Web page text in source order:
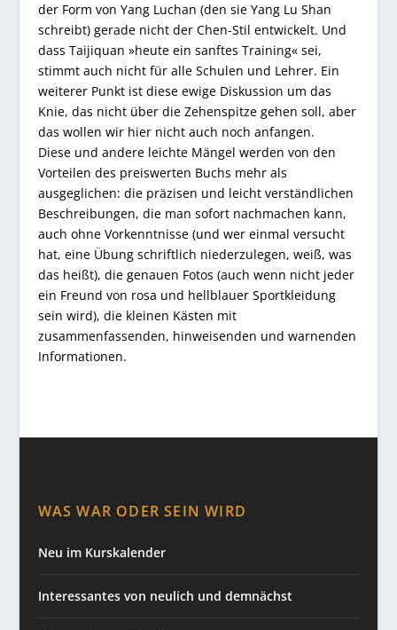
der Form von Yang Luchan (den sie Yang Lu Shan
schreibt) gerade nicht der Chen-Stil entwickelt. Und
dass Taijiquan »heute ein sanftes Training« sei,
stimmt auch nicht für alle Schulen und Lehrer. Ein
weiterer Punkt ist diese ewige Diskussion um das
Knie, das nicht über die Zehenspitze gehen soll, aber
das wollen wir hier nicht auch noch anfangen.
Diese und andere leichte Mängel werden von den
Vorteilen des preiswerten Buchs mehr als
ausgeglichen: die präzisen und leicht verständlichen
Beschreibungen, die man sofort nachmachen kann,
auch ohne Vorkenntnisse (und wer einmal versucht
hat, eine Übung schriftlich niederzulegen, weiß, was
das heißt), die genauen Fotos (auch wenn nicht jeder
ein Freund von rosa und hellblauer Sportkleidung
sein wird), die kleinen Kästen mit
zusammenfassenden, hinweisenden und warnenden
Informationen.
WAS WAR ODER SEIN WIRD
Neu im Kurskalender
Interessantes von neulich und demnächst